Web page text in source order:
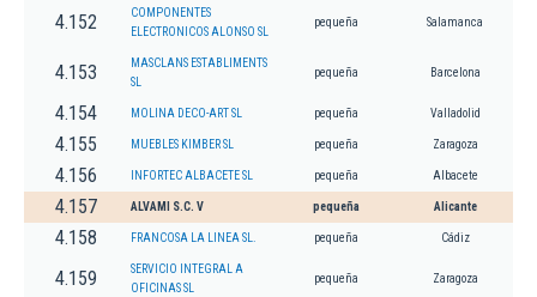
4.152
COMPONENTES
ELECTRONICOS ALONSO SL
pequeña Salamanca
4.153
MASCLANS ESTABLIMENTS
SL
pequeña Barcelona
4.154 MOLINA DECO-ART SL pequeña Valladolid
4.155 MUEBLES KIMBER SL pequeña Zaragoza
4.156 INFORTEC ALBACETE SL pequeña Albacete
4.157 ALVAMI S.C. V pequeña Alicante
4.158 FRANCOSA LA LINEA SL. pequeña Cádiz
4.159
SERVICIO INTEGRAL A
OFICINAS SL
pequeña Zaragoza